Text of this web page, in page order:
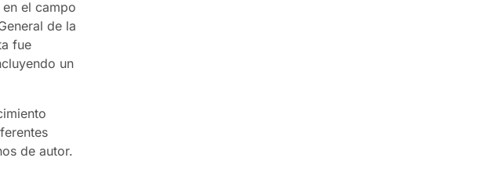
el campo
de la
fue
un
de autor.